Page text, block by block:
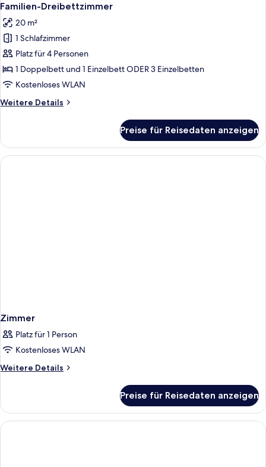
-
Fotos
für
Familien-
Dreibettzimmer
anzeigen
7
Familien-Dreibettzimmer
20 m²
1 Schlafzimmer
Platz für 4 Personen
1 Doppelbett und 1 Einzelbett ODER 3 Einzelbetten
Kostenloses WLAN
Weitere Details
Weitere
Dreibettzimmer
Preise für Reisedaten anzeigen
Zimmer
Platz für 1 Person
Kostenloses WLAN
Weitere Details
Weitere
Preise für Reisedaten anzeigen